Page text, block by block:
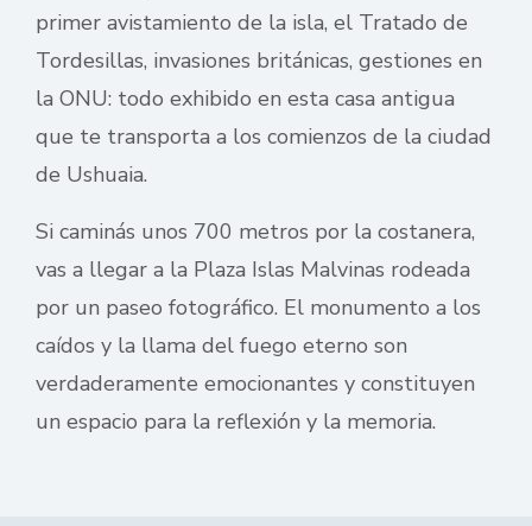
primer avistamiento de la isla, el Tratado de
Tordesillas, invasiones británicas, gestiones en
la ONU: todo exhibido en esta casa antigua
que te transporta a los comienzos de la ciudad
de Ushuaia.
Si caminás unos 700 metros por la costanera,
vas a llegar a la Plaza Islas Malvinas rodeada
por un paseo fotográfico. El monumento a los
caídos y la llama del fuego eterno son
verdaderamente emocionantes y constituyen
un espacio para la reflexión y la memoria.